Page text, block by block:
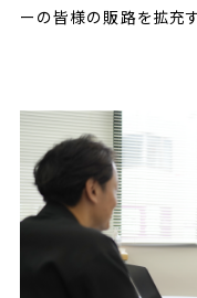
ーの皆様の販路を拡充